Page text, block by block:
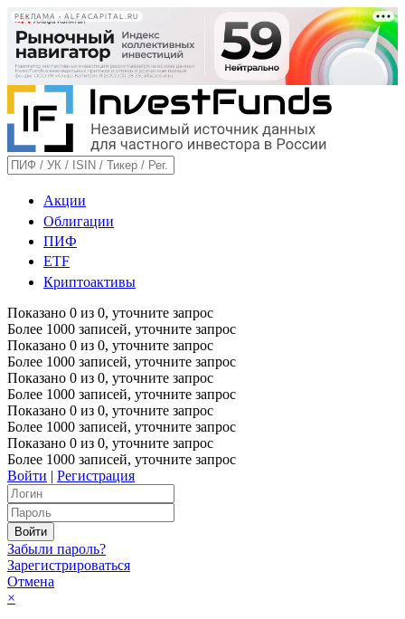
РЕКЛАМА • ALFACAPITAL.RU
Акции
Облигации
ПИФ
ETF
Криптоактивы
Показано 0 из 0, уточните запрос
Более 1000 записей, уточните запрос
Показано 0 из 0, уточните запрос
Более 1000 записей, уточните запрос
Показано 0 из 0, уточните запрос
Более 1000 записей, уточните запрос
Показано 0 из 0, уточните запрос
Более 1000 записей, уточните запрос
Показано 0 из 0, уточните запрос
Более 1000 записей, уточните запрос
Войти | Регистрация
Забыли пароль?
Зарегистрироваться
Отмена
×